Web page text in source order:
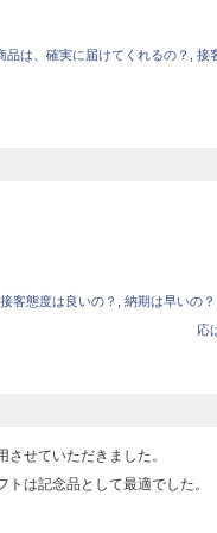
品は、確実に届けてくれるの？ , 接
接客態度は良いの？ 納期は早いの？
応
せていただきました。
は記念品として最適でした。